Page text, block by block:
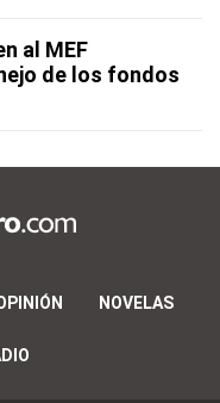
al MEF
de los fondos
NOVELAS